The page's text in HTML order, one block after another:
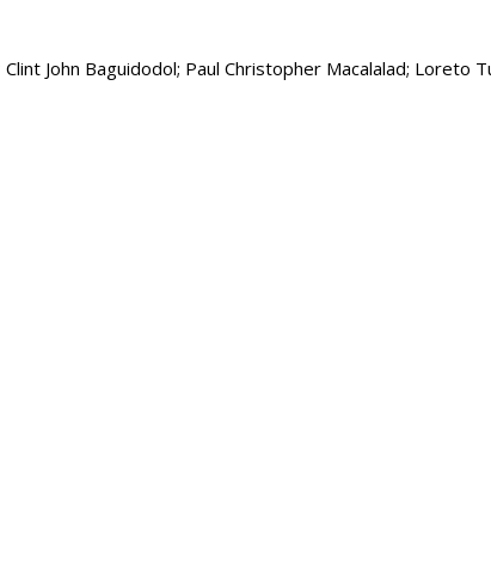
John Baguidodol; Paul Christopher Macalalad; Loreto